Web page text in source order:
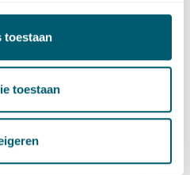
toestaan
toestaan
2023-2024
een